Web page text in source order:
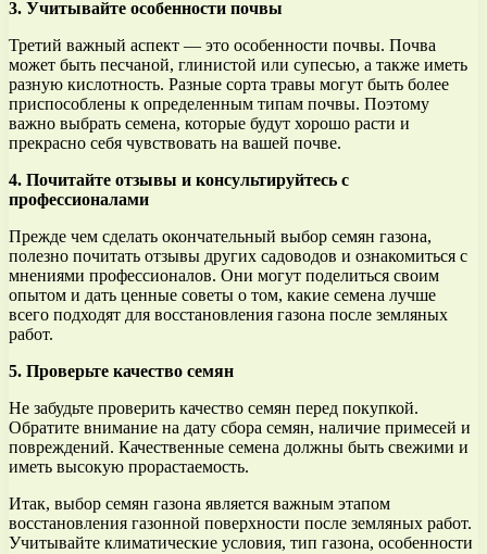
3. Учитывайте особенности почвы
Третий важный аспект — это особенности почвы. Почва
может быть песчаной, глинистой или супесью, а также иметь
разную кислотность. Разные сорта травы могут быть более
приспособлены к определенным типам почвы. Поэтому
важно выбрать семена, которые будут хорошо расти и
прекрасно себя чувствовать на вашей почве.
4. Почитайте отзывы и консультируйтесь с
профессионалами
Прежде чем сделать окончательный выбор семян газона,
полезно почитать отзывы других садоводов и ознакомиться с
мнениями профессионалов. Они могут поделиться своим
опытом и дать ценные советы о том, какие семена лучше
всего подходят для восстановления газона после земляных
работ.
5. Проверьте качество семян
Не забудьте проверить качество семян перед покупкой.
Обратите внимание на дату сбора семян, наличие примесей и
повреждений. Качественные семена должны быть свежими и
иметь высокую прорастаемость.
Итак, выбор семян газона является важным этапом
восстановления газонной поверхности после земляных работ.
Учитывайте климатические условия, тип газона, особенности